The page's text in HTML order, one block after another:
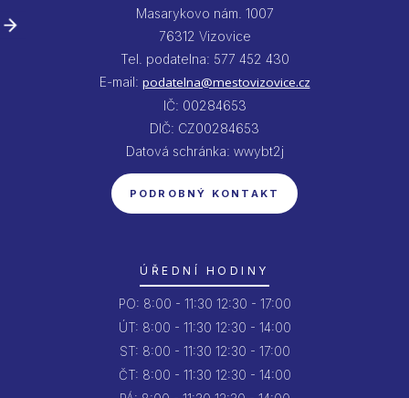
Masarykovo nám. 1007
76312 Vizovice
Tel. podatelna: 577 452 430
E-mail: podatelna@mestovizovice.cz
IČ: 00284653
DIČ: CZ00284653
Datová schránka: wwybt2j
PODROBNÝ KONTAKT
ÚŘEDNÍ HODINY
PO: 8:00 - 11:30 12:30 - 17:00
ÚT: 8:00 - 11:30 12:30 - 14:00
ST: 8:00 - 11:30 12:30 - 17:00
ČT: 8:00 - 11:30 12:30 - 14:00